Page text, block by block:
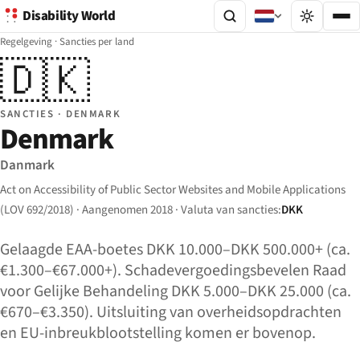
Disability World
Regelgeving ·Sancties per land
🇩🇰
SANCTIES · DENMARK
Denmark
Danmark
Act on Accessibility of Public Sector Websites and Mobile Applications
(LOV 692/2018) · Aangenomen 2018 · Valuta van sancties:DKK
Gelaagde EAA-boetes DKK 10.000–DKK 500.000+ (ca.
€1.300–€67.000+). Schadevergoedingsbevelen Raad
voor Gelijke Behandeling DKK 5.000–DKK 25.000 (ca.
€670–€3.350). Uitsluiting van overheidsopdrachten
en EU-inbreukblootstelling komen er bovenop.